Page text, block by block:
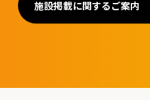
施設掲載に関するご案内